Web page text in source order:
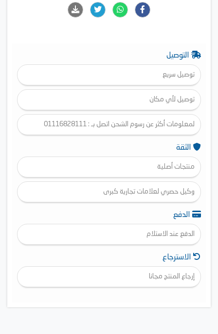
التوصيل
توصيل سريع
توصيل لأي مكان
لمعلومات أكثر عن رسوم الشحن اتصل بـ : 01116828111
الثقة
منتجات أصلية
وكيل حصري لعلامات تجارية كبرى
الدفع
الدفع عند الاستلام
الاسترجاع
إرجاع المنتج مجانا